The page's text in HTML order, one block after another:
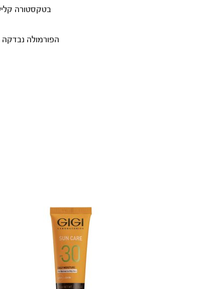
בטקסטורה
הפורמולה נבדקה